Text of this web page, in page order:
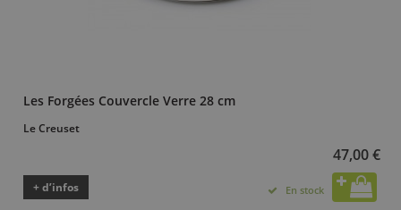
Les Forgées Couvercle Verre 28 cm
Le Creuset
47,00 €
+ d’infos En stock